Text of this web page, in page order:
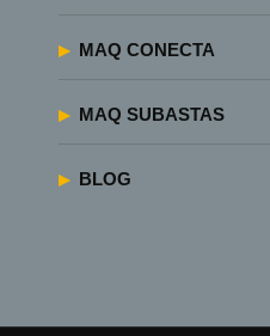
MAQ CONECTA
MAQ SUBASTAS
BLOG